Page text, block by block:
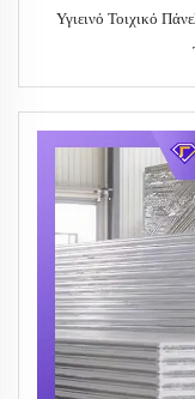
Υγιεινό Τοιχικό